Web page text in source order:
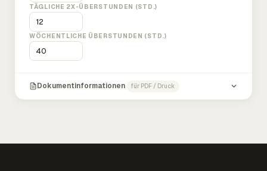
TÄGLICHE 2X-ÜBERSTUNDEN (STD.)
WÖCHENTLICHE ÜBERSTUNDEN (STD.)
Dokumentinformationen für PDF / Druck